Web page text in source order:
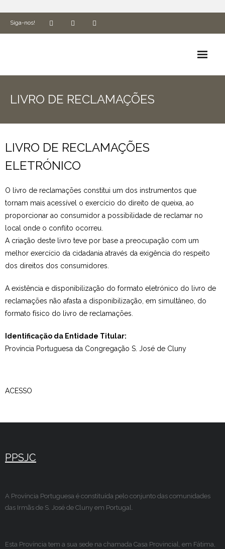
Siga-nos!
Formação
Ética e Compliance
LIVRO DE RECLAMAÇÕES
LIVRO DE RECLAMAÇÕES
ELETRÓNICO
O livro de reclamações constitui um dos instrumentos que
tornam mais acessível o exercício do direito de queixa, ao
proporcionar ao consumidor a possibilidade de reclamar no
local onde o conflito ocorreu.
A criação deste livro teve por base a preocupação com um
melhor exercício da cidadania através da exigência do respeito
dos direitos dos consumidores.
A existência e disponibilização do formato eletrónico do livro de
reclamações não afasta a disponibilização, em simultâneo, do
formato físico do livro de reclamações.
Identificação da Entidade Titular:
Província Portuguesa da Congregação S. José de Cluny
ACESSO
PPSJC
A Província Portuguesa é constituída pelo conjunto das comunidades
das Irmãs de S. José de Cluny em Portugal.
Esta Província tem a sua sede na chamada Casa Provincial, em Fátima,